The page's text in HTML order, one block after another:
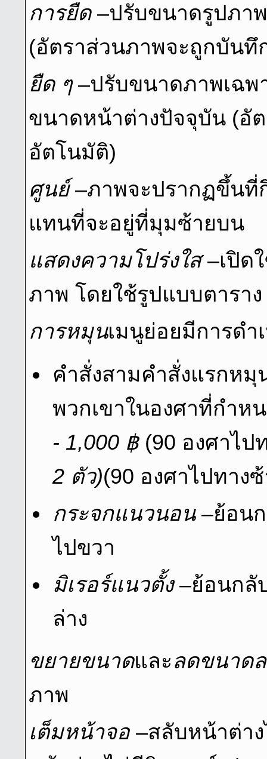
การยืด–ปรับขนาดรูปภาพ
(อัตราส่วนภาพจะถูกบันทึ
ยืด ๆ–ปรับขนาดภาพเฉพ
ขนาดหน้าต่างปัจจุบัน (อั
อัตโนมัติ)
ศูนย์–ภาพจะปรากฏขึ้นที่
แทนที่จะอยู่ที่มุมซ้ายบน
แสดงความโปร่งใส–เปิด
ภาพ โดยใช้รูปแบบตาราง
การหมุนเมนูย่อยมีการดํ
คําสั่งสามคําสั่งแรกหมุ
พวกเขาในองศาที่กําห
- 1,000 ฿(90 องศาไป
2 ตัว)(90 องศาไปทาง
กระจกแนวนอน–ย้อน
ไปขวา
มิเรอร์แนวตั้ง–ย้อนกลั
ล่าง
ขยายขนาดและลดขนาด
ภาพ
เต็มหน้าจอ–สลับหน้าต่าง